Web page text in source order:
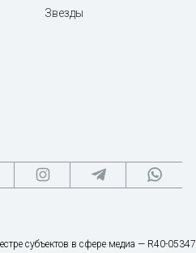
Звезды
субъектов в сфере медиа — R40-05347